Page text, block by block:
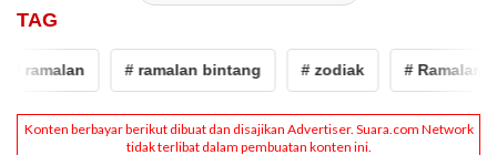
TAG
ramalan # ramalan bintang # zodiak # Ramalan